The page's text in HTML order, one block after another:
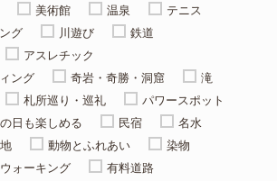
美術館 温泉
テニス
グ
川遊び
鉄道
アスレチック
ング
奇岩・奇勝・洞窟
滝
札所巡り・巡礼
パワースポット
日も楽しめる 民宿
名水
動物とふれあい
染物
ウォーキング
有料道路